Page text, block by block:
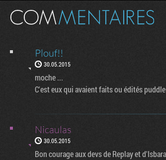
Plouf!!
30.05.2015
moche ...
C'est eux qui avaient faits ou édités
Nicaulas
30.05.2015
Bon courage aux devs de Replay et